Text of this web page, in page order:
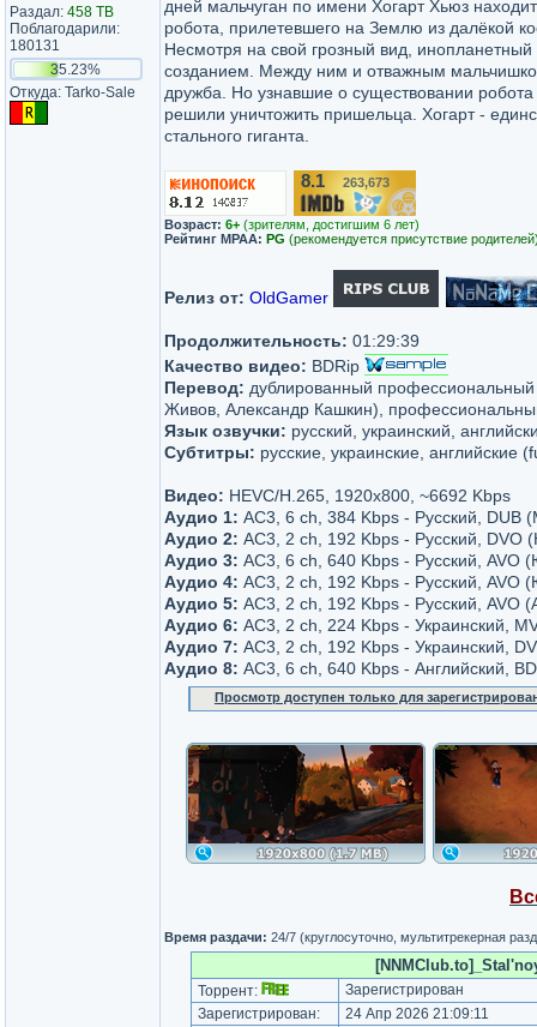
Раздал: 458 TB
Поблагодарили:
180131
35.23%
Откуда: Tarko-Sale
дней мальчуган по имени Хогарт Хьюз находит
робота, прилетевшего на Землю из далёкой
Несмотря на свой грозный вид,
созданием. Между ним и отважным
дружба. Но узнавшие о существовании
решили уничтожить пришельца. Хогарт -
стального гиганта.
8.1 263,673
Возраст: 6+ (зрителям, достигшим 6 лет)
Рейтинг MPAA: PG (рекомендуется присутствие
Релиз от: OldGamer
Продолжительность: 01:29:39
Качество видео: BDRip
Перевод: дублированный
Живов, Александр Кашкин),
Язык озвучки: русский, украинский,
Субтитры: русские, украинские, английские
Видео: HEVC/H.265, 1920x800, ~6692 Kbps
Аудио 1: AC3, 6 ch, 384 Kbps - Русский, DUB
Аудио 2: AC3, 2 ch, 192 Kbps - Русский, DVO
Аудио 3: AC3, 6 ch, 640 Kbps - Русский, AVO
Аудио 4: AC3, 2 ch, 192 Kbps - Русский,
Аудио 5: AC3, 2 ch, 192 Kbps - Русский, AVO
Аудио 6: AC3, 2 ch, 224 Kbps - Украинский,
Аудио 7: AC3, 2 ch, 192 Kbps - Украинский,
Аудио 8: AC3, 6 ch, 640 Kbps - Английский,
Просмотр доступен только для
Время раздачи: 24/7 (круглосуточно, мультитрекерная
Торрент:
Зарегистрирован
Зарегистрирован:
24 Апр 2026 21:09:11